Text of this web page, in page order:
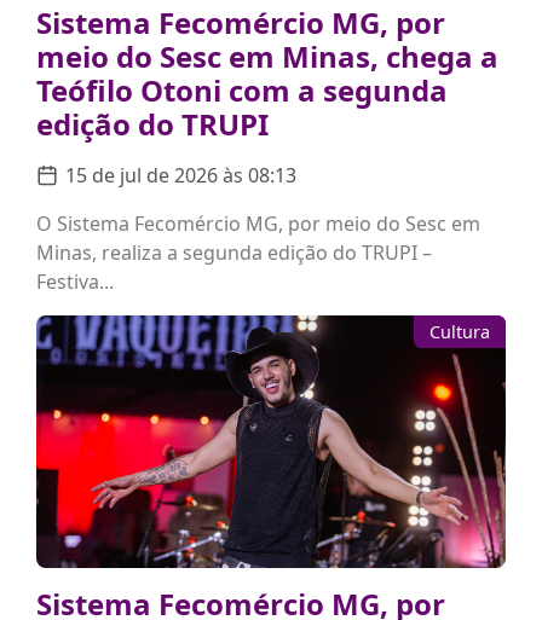
Sistema Fecomércio MG, por
meio do Sesc em Minas, chega a
Teófilo Otoni com a segunda
edição do TRUPI
15 de jul de 2026 às 08:13
O Sistema Fecomércio MG, por meio do Sesc em
Minas, realiza a segunda edição do TRUPI –
Festiva...
Cultura
Sistema Fecomércio MG, por